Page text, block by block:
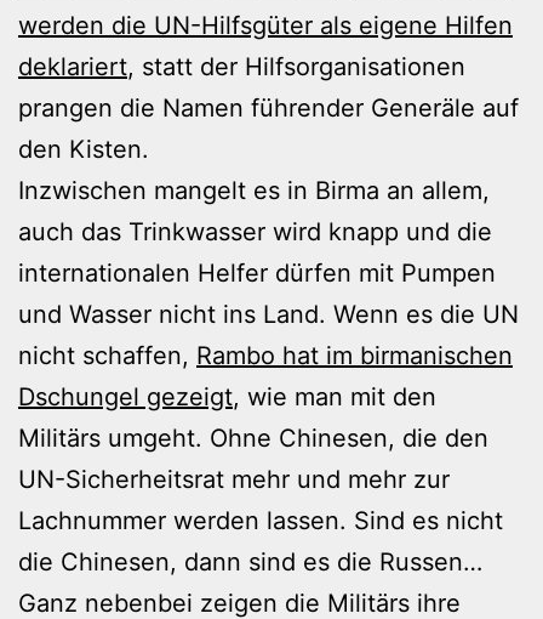
werden die UN-Hilfsgüter als eigene Hilfen
deklariert, statt der Hilfsorganisationen
prangen die Namen führender Generäle auf
den Kisten.
Inzwischen mangelt es in Birma an allem,
auch das Trinkwasser wird knapp und die
internationalen Helfer dürfen mit Pumpen
und Wasser nicht ins Land. Wenn es die UN
nicht schaffen, Rambo hat im birmanischen
Dschungel gezeigt, wie man mit den
Militärs umgeht. Ohne Chinesen, die den
UN-Sicherheitsrat mehr und mehr zur
Lachnummer werden lassen. Sind es nicht
die Chinesen, dann sind es die Russen…
Ganz nebenbei zeigen die Militärs ihre